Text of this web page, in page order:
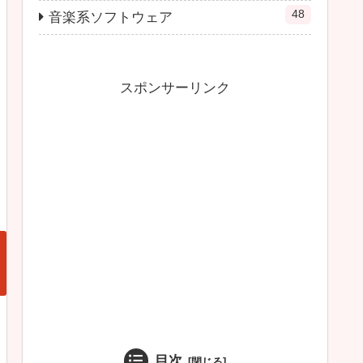
音楽系ソフトウェア 48
スポンサーリンク